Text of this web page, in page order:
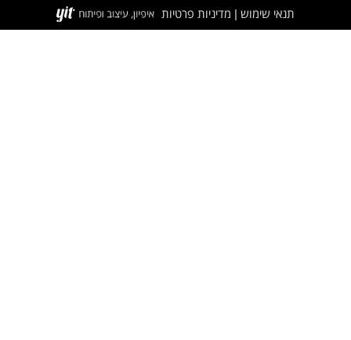
תנאי שימוש מדיניות פרטיות